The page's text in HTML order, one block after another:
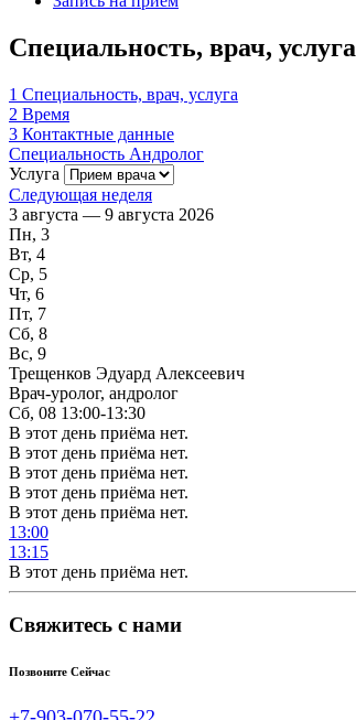
Специальность, врач, услуга
1 Специальность, врач, услуга
2 Время
3 Контактные данные
Специальность Андролог
Услуга
Следующая неделя
3 августа — 9 августа 2026
Пн, 3
Вт, 4
Ср, 5
Чт, 6
Пт, 7
Сб, 8
Вс, 9
Трещенков Эдуард Алексеевич
Врач-уролог, андролог
Сб, 08 13:00-13:30
В этот день приёма нет.
В этот день приёма нет.
В этот день приёма нет.
В этот день приёма нет.
В этот день приёма нет.
13:00
13:15
В этот день приёма нет.
Свяжитесь с нами
Позвоните Сейчас